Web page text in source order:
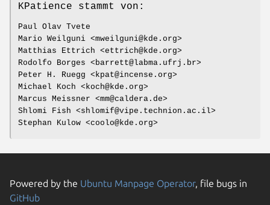
KPatience stammt von:
Paul Olav Tvete
Mario Weilguni <mweilguni@kde.org>
Matthias Ettrich <ettrich@kde.org>
Rodolfo Borges <barrett@labma.ufrj.br>
Peter H. Ruegg <kpat@incense.org>
Michael Koch <koch@kde.org>
Marcus Meissner <mm@caldera.de>
Shlomi Fish <shlomif@vipe.technion.ac.il>
Stephan Kulow <coolo@kde.org>
Powered by the Ubuntu Manpage Operator, file bugs in
GitHub